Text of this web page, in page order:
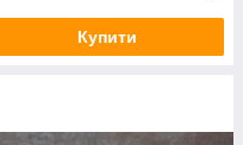
Купити